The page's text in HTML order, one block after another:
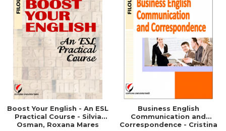
Boost Your English - An ESL
Practical Course - Silvia
Osman, Roxana Mares
Business English
Communication and
Correspondence - Cristina